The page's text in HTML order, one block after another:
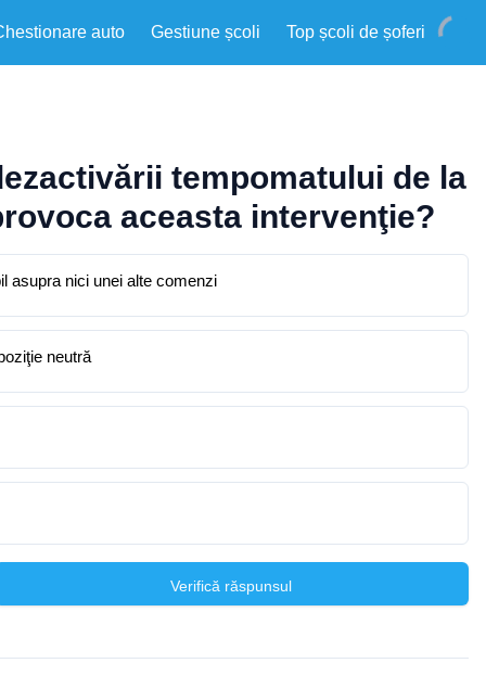
auto Gestiune școli Top școli de șoferi
tempomatului de la
aceasta intervenţie?
asupra nici unei alte comenzi
neutră
Verifică răspunsul